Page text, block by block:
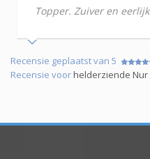
Topper. Zuiver en eerlijk
Recensie geplaatst van 5
Recensie voorhelderziende Nur